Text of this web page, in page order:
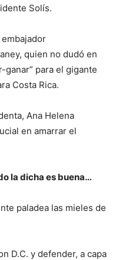
Solís.
quien no dudó en
ganar” para el gigante
Costa Rica.
Ana Helena
en amarrar el
la dicha es buena…
paladea las mieles de
D.C. y defender, a capa